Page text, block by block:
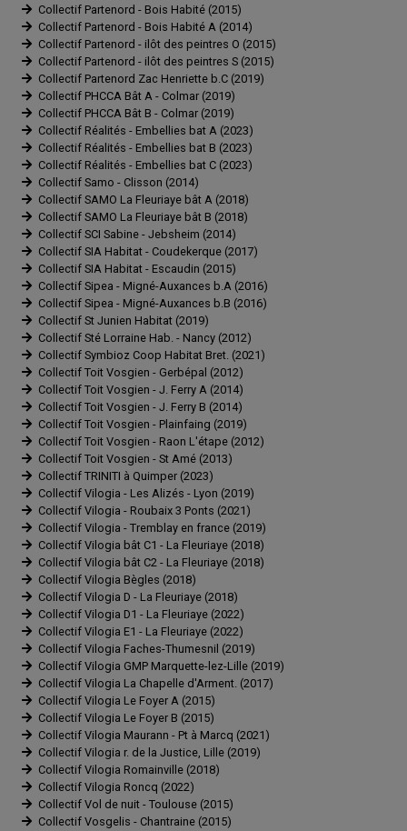
Collectif Partenord - Bois Habité (2015)
Collectif Partenord - Bois Habité A (2014)
Collectif Partenord - ilôt des peintres O (2015)
Collectif Partenord - ilôt des peintres S (2015)
Collectif Partenord Zac Henriette b.C (2019)
Collectif PHCCA Bât A - Colmar (2019)
Collectif PHCCA Bât B - Colmar (2019)
Collectif Réalités - Embellies bat A (2023)
Collectif Réalités - Embellies bat B (2023)
Collectif Réalités - Embellies bat C (2023)
Collectif Samo - Clisson (2014)
Collectif SAMO La Fleuriaye bât A (2018)
Collectif SAMO La Fleuriaye bât B (2018)
Collectif SCI Sabine - Jebsheim (2014)
Collectif SIA Habitat - Coudekerque (2017)
Collectif SIA Habitat - Escaudin (2015)
Collectif Sipea - Migné-Auxances b.A (2016)
Collectif Sipea - Migné-Auxances b.B (2016)
Collectif St Junien Habitat (2019)
Collectif Sté Lorraine Hab. - Nancy (2012)
Collectif Symbioz Coop Habitat Bret. (2021)
Collectif Toit Vosgien - Gerbépal (2012)
Collectif Toit Vosgien - J. Ferry A (2014)
Collectif Toit Vosgien - J. Ferry B (2014)
Collectif Toit Vosgien - Plainfaing (2019)
Collectif Toit Vosgien - Raon L'étape (2012)
Collectif Toit Vosgien - St Amé (2013)
Collectif TRINITI à Quimper (2023)
Collectif Vilogia - Les Alizés - Lyon (2019)
Collectif Vilogia - Roubaix 3 Ponts (2021)
Collectif Vilogia - Tremblay en france (2019)
Collectif Vilogia bât C1 - La Fleuriaye (2018)
Collectif Vilogia bât C2 - La Fleuriaye (2018)
Collectif Vilogia Bègles (2018)
Collectif Vilogia D - La Fleuriaye (2018)
Collectif Vilogia D1 - La Fleuriaye (2022)
Collectif Vilogia E1 - La Fleuriaye (2022)
Collectif Vilogia Faches-Thumesnil (2019)
Collectif Vilogia GMP Marquette-lez-Lille (2019)
Collectif Vilogia La Chapelle d'Arment. (2017)
Collectif Vilogia Le Foyer A (2015)
Collectif Vilogia Le Foyer B (2015)
Collectif Vilogia Maurann - Pt à Marcq (2021)
Collectif Vilogia r. de la Justice, Lille (2019)
Collectif Vilogia Romainville (2018)
Collectif Vilogia Roncq (2022)
Collectif Vol de nuit - Toulouse (2015)
Collectif Vosgelis - Chantraine (2015)